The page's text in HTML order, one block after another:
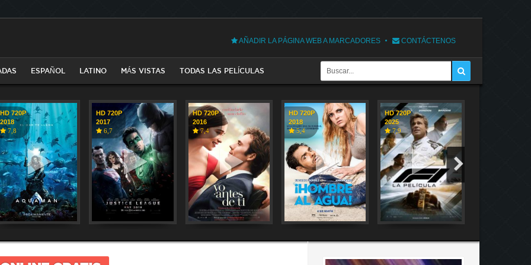
AÑADIR LA PÁGINA WEB A MARCADORES CONTÁCTENOS
ESPAÑOL LATINO MÁS VISTAS TODAS LAS PELÍCULAS
HD 720P
2018
7,8
HD 720P
2017
6,7
HD 720P
2016
7,4
HD 720P
2018
5,4
HD 720P
2025
7,9